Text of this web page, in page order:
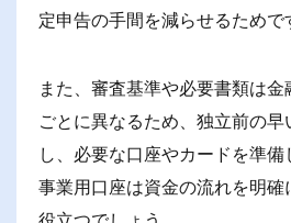
定申告の手間を減らせるためで
また、審査基準や必要書類は
ごとに異なるため、独立前の
し、必要な口座やカードを準
事業用口座は資金の流れを明確